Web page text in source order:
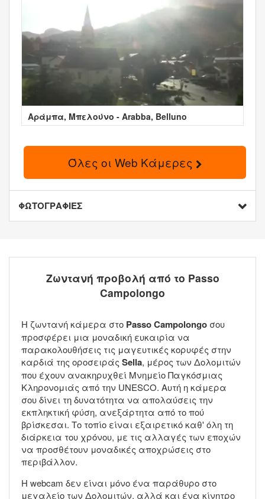
Αράμπα, Μπελούνο - Arabba, Belluno
Όλες οι Web Κάμερες
ΦΩΤΟΓΡΑΦΙΕΣ
Ζωντανή προβολή από το Passo
Campolongo
Η ζωντανή κάμερα στο Passo Campolongo σου
προσφέρει μια μοναδική ευκαιρία να
παρακολουθήσεις τις μαγευτικές κορυφές στην
καρδιά της οροσειράς Sella, μέρος των Δολομιτών
που έχουν ανακηρυχθεί Μνημείο Παγκόσμιας
Κληρονομιάς από την UNESCO. Αυτή η κάμερα
σου δίνει τη δυνατότητα να απολαύσεις την
εκπληκτική φύση, ανεξάρτητα από το πού
βρίσκεσαι. Το τοπίο είναι εξαιρετικό καθ' όλη τη
διάρκεια του χρόνου, με τις αλλαγές των εποχών
να προσθέτουν μοναδικές αποχρώσεις στο
περιβάλλον.
Η webcam δεν είναι μόνο ένα παράθυρο στο
μεγαλείο των Δολομιτών, αλλά και ένα κίνητρο